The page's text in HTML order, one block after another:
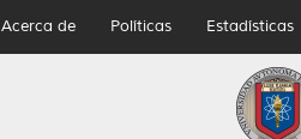
Acerca de Políticas Estadísticas